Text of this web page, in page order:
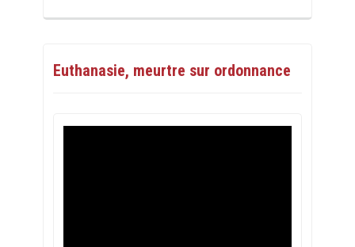
Euthanasie, meurtre sur ordonnance